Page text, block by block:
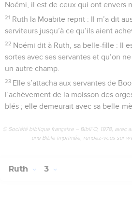
Noémi, il est de ceux qui ont envers
21 Ruth la Moabite reprit : Il m’a dit
serviteurs jusqu’à ce qu’ils aient
22 Noémi dit à Ruth, sa belle-fille : Il
sortes avec ses servantes et qu’on
un autre champ.
23 Elle s’attacha aux servantes de
l’achèvement de la moisson des
blés ; elle demeurait avec sa belle-
© Société biblique française – Bibli’O, 1978, avec
une Bible imprimée, rendez-vous sur
Ruth 3